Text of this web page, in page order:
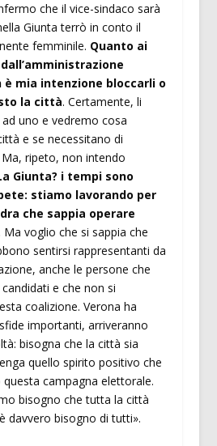
che il vice-sindaco sarà
Giunta terrò in conto il
femminile. Quanto ai
è mia intenzione bloccarli o
la città. Certamente, li
uno e vedremo cosa
e se necessitano di
ripeto, non intendo
Giunta? i tempi sono
stiamo lavorando per
che sappia operare
. Ma voglio che si sappia che
sentirsi rappresentanti da
anche le persone che
e che non si
coalizione. Verona ha
importanti, arriveranno
bisogna che la città sia
quello spirito positivo che
campagna elettorale.
bisogno che tutta la città
davvero bisogno di tutti».